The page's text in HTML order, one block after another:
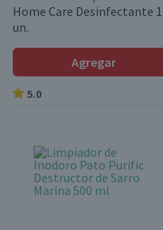
Home Care Desinfectante 1
un.
Agregar
5.0